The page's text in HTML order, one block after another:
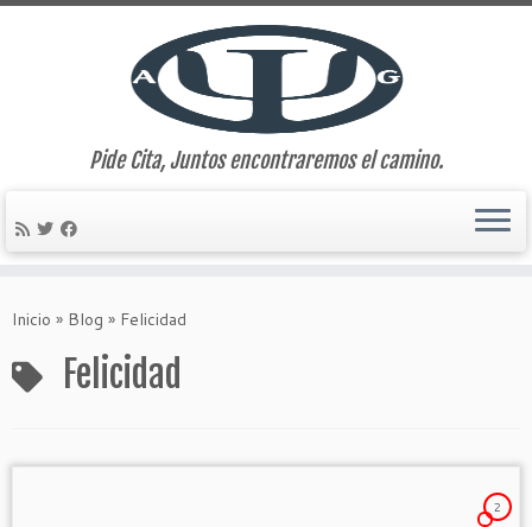
Pide Cita, Juntos encontraremos el camino.
Inicio » Blog » Felicidad
Felicidad
2